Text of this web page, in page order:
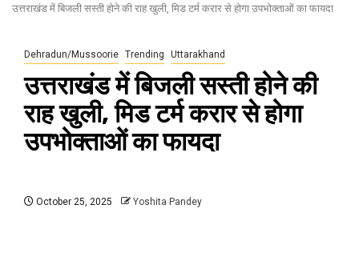
उत्तराखंड में बिजली सस्ती होने की राह खुली, मिड टर्म करार से होगा उपभोक्ताओं का फायदा
Dehradun/Mussoorie Trending Uttarakhand
उत्तराखंड में बिजली सस्ती होने की
राह खुली, मिड टर्म करार से होगा
उपभोक्ताओं का फायदा
October 25, 2025 Yoshita Pandey